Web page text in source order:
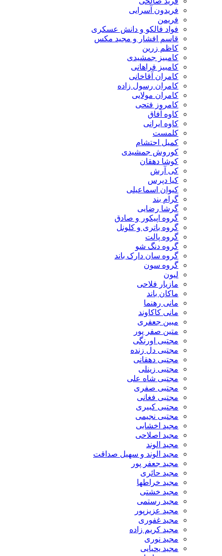
فریدون آسرایی
فریمن
فواد فالکو و دانش عسکری
قاسم افشار و مجید مکس
کاظم زرین
کامبیز جمشیدی
کامبیز فراهانی
کامران آقاخانی
کامران رسول زاده
کامران مولایی
کامروز فتحی
کاوه آفاق
کاوه ایرانی
کلمست
کمیل احتشام
کوروش جمشیدی
کوشا دهقان
کی آرش
کیا دپرس
کیوان اسماعیلی
گرام بند
گرشا رضایی
گروه اپیکور و صادق
گروه باتری و کلونل
گروه پالت
گروه دنگ شو
گروه سان دارک باند
گروه سون
لیون
مازیار فلاحی
ماکان باند
مانی رهنما
مانی کاکاوند
مبین جعفری
متین صفر پور
مجتبی اورنگی
مجتبی دل زنده
مجتبی دهقانی
مجتبی زینلی
مجتبی شاه علی
مجتبی صفری
مجتبی فغانی
مجتبی کبیری
مجتبی نجیمی
مجید اخشابی
مجید اصلاحی
مجید الوند‎
مجید الوند و سهیل صداقت
مجید جعفر پور
مجید حائری
مجید خراطها
مجید خشتی
مجید رستمی
مجید عزیزپور
مجید غفوری
مجید کریم زاده
مجید نوری
مجید یحیایی